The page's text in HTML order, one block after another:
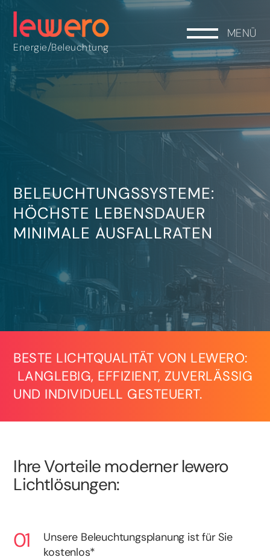
Energie/Beleuchtung
MENÜ
BELEUCHTUNGSSYSTEME:
HÖCHSTE LEBENSDAUER
MINIMALE AUSFALLRATEN
BESTE LICHTQUALITÄT VON LEWERO:
LANGLEBIG, EFFIZIENT, ZUVERLÄSSIG
UND INDIVIDUELL GESTEUERT.
Ihre Vorteile moderner lewero
Lichtlösungen:
Unsere Beleuchtungsplanung ist für Sie
kostenlos*